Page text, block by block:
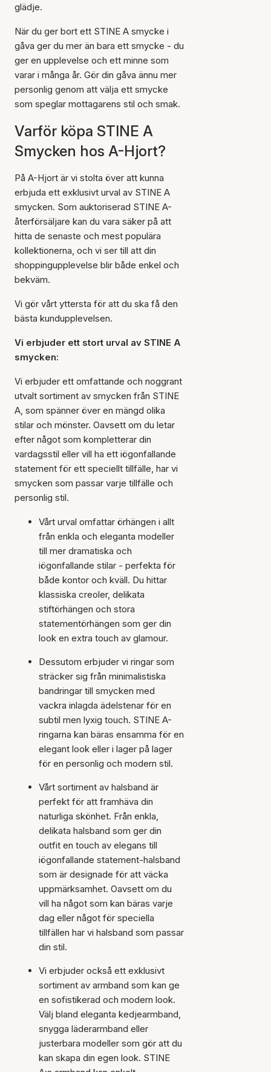
glädje.
När du ger bort ett STINE A smycke i
gåva ger du mer än bara ett smycke - du
ger en upplevelse och ett minne som
varar i många år. Gör din gåva ännu mer
personlig genom att välja ett smycke
som speglar mottagarens stil och smak.
Varför köpa STINE A
Smycken hos A-Hjort?
På A-Hjort är vi stolta över att kunna
erbjuda ett exklusivt urval av STINE A
smycken. Som auktoriserad STINE A-
återförsäljare kan du vara säker på att
hitta de senaste och mest populära
kollektionerna, och vi ser till att din
shoppingupplevelse blir både enkel och
bekväm.
Vi gör vårt yttersta för att du ska få den
bästa kundupplevelsen.
Vi erbjuder ett stort urval av STINE A
smycken:
Vi erbjuder ett omfattande och noggrant
utvalt sortiment av smycken från STINE
A, som spänner över en mängd olika
stilar och mönster. Oavsett om du letar
efter något som kompletterar din
vardagsstil eller vill ha ett iögonfallande
statement för ett speciellt tillfälle, har vi
smycken som passar varje tillfälle och
personlig stil.
Vårt urval omfattar örhängen i allt
från enkla och eleganta modeller
till mer dramatiska och
iögonfallande stilar - perfekta för
både kontor och kväll. Du hittar
klassiska creoler, delikata
stiftörhängen och stora
statementörhängen som ger din
look en extra touch av glamour.
Dessutom erbjuder vi ringar som
sträcker sig från minimalistiska
bandringar till smycken med
vackra inlagda ädelstenar för en
subtil men lyxig touch. STINE A-
ringarna kan bäras ensamma för en
elegant look eller i lager på lager
för en personlig och modern stil.
Vårt sortiment av halsband är
perfekt för att framhäva din
naturliga skönhet. Från enkla,
delikata halsband som ger din
outfit en touch av elegans till
iögonfallande statement-halsband
som är designade för att väcka
uppmärksamhet. Oavsett om du
vill ha något som kan bäras varje
dag eller något för speciella
tillfällen har vi halsband som passar
din stil.
Vi erbjuder också ett exklusivt
sortiment av armband som kan ge
en sofistikerad och modern look.
Välj bland eleganta kedjearmband,
snygga läderarmband eller
justerbara modeller som gör att du
kan skapa din egen look. STINE